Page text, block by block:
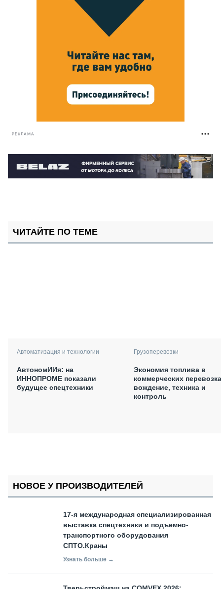
РЕКЛАМА
ЧИТАЙТЕ ПО ТЕМЕ
Автоматизация и технологии
АвтономИИя: на
ИННОПРОМЕ показали
будущее спецтехники
Грузоперевозки
Экономия топлива в
коммерческих
вождение, техника и
контроль
НОВОЕ У ПРОИЗВОДИТЕЛЕЙ
17-я международная специализированная
выставка спецтехники и подъемно-
транспортного оборудования
СПТО.Краны
Узнать больше →